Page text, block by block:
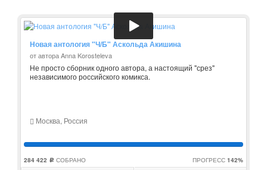
Новая антология "Ч/Б" Аскольда Акишина
от автора Anna Korosteleva
Не просто сборник одного автора, а настоящий "срез"
независимого российского комикса.
Москва, Россия
284 422 c СОБРАНО ПРОГРЕСС 142%